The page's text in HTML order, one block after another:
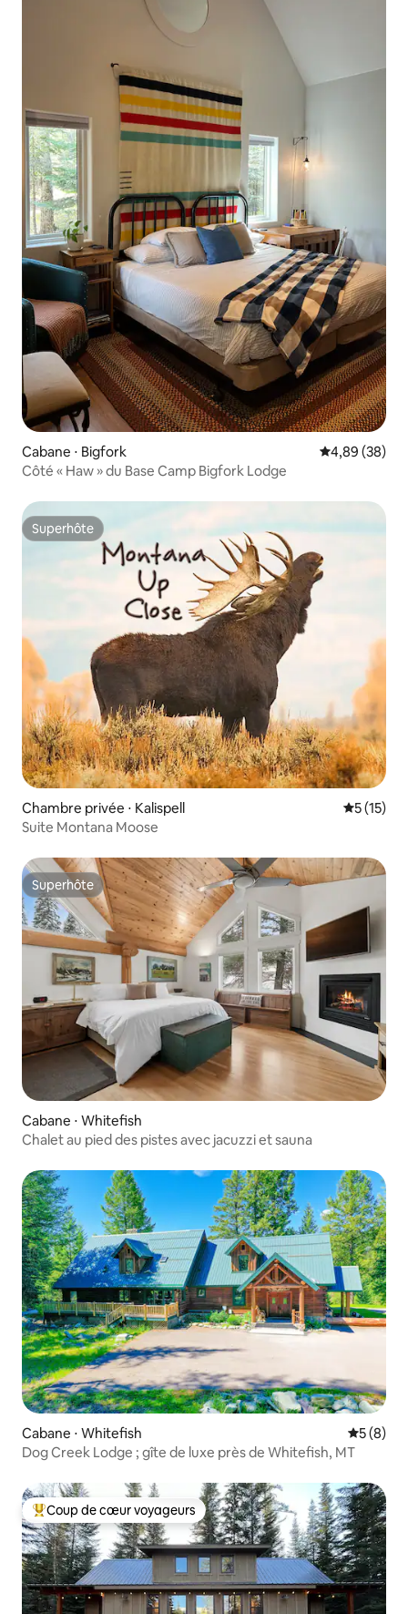
Cabane ⋅ Bigfork Évaluation
4,89 (38)
Côté « Haw » du Base Camp Bigfork Lodge
Superhôte
Superhôte
Chambre privée ⋅ Kalispell
5 (15)
Suite Montana Moose
Superhôte
Superhôte
Cabane ⋅ Whitefish
Chalet au pied des pistes avec jacuzzi et sauna
Cabane ⋅ Whitefish
5 (8)
Dog Creek Lodge ; gîte de luxe près de Whitefish, MT
Coups de cœur voyageurs les plus appréciés
Coup de cœur voyageurs